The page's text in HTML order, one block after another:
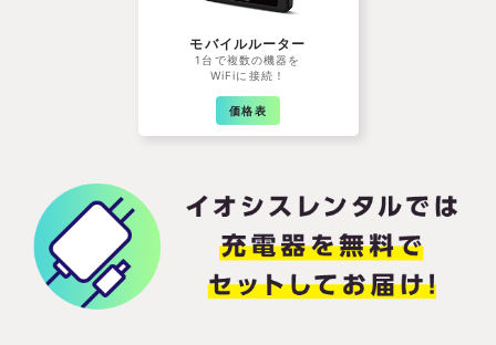
モバイルルーター
1台で複数の機器を
WiFiに接続！
価格表